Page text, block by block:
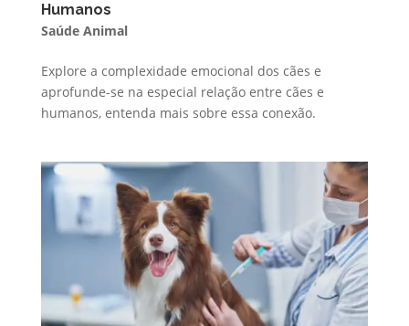
Humanos
Saúde Animal
Explore a complexidade emocional dos cães e
aprofunde-se na especial relação entre cães e
humanos, entenda mais sobre essa conexão.